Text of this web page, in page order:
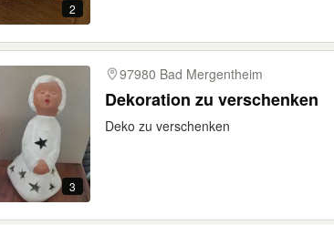
2
3
97980 Bad Mergentheim
Dekoration zu verschenken
Deko zu verschenken